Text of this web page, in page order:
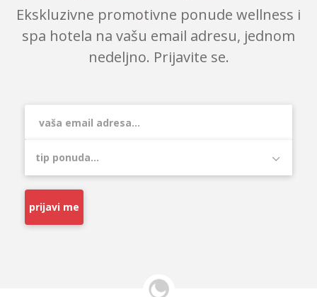
Ekskluzivne promotivne ponude wellness i
spa hotela na vašu email adresu, jednom
nedeljno. Prijavite se.
prijavi me